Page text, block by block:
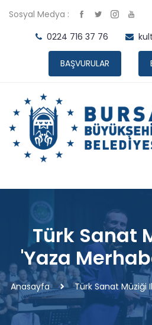
Sosyal Medya :
0224 716 37 76
BAŞVURULAR
Türk Sanat
'Yaza
Anasayfa Türk Sanat Müziği